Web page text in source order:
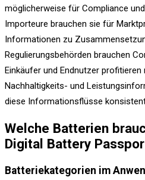
möglicherweise für Compliance
Importeure brauchen sie für
Informationen zu
Regulierungsbehörden brauchen
Einkäufer und Endnutzer
Nachhaltigkeits- und
diese Informationsflüsse
Welche Batterien
Digital Battery
Batteriekategorien im